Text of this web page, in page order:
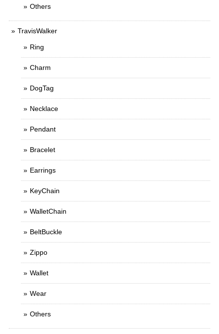
Others
TravisWalker
Ring
Charm
DogTag
Necklace
Pendant
Bracelet
Earrings
KeyChain
WalletChain
BeltBuckle
Zippo
Wallet
Wear
Others